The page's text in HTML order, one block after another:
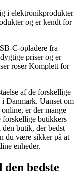
i elektronikprodukter
og er kendt for
C-opladere fra
priser og er
roser Komplett for
af de forskellige
Danmark. Uanset om
er der mange
forskellige butikkers
den butik, der bedst
du være sikker på at
enheder.
bedste